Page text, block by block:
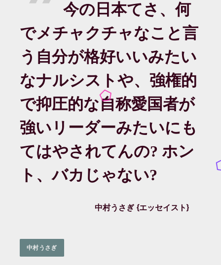
今の日本てさ、何
でメチャクチャなこと言
う自分が格好いいみたい
なナルシストや、強権的
で抑圧的な自称愛国者が
強いリーダーみたいにも
てはやされてんの? ホン
ト、バカじゃない?
中村うさぎ エッセイスト
中村うさぎ